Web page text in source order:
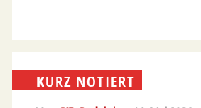
KURZ NOTIERT